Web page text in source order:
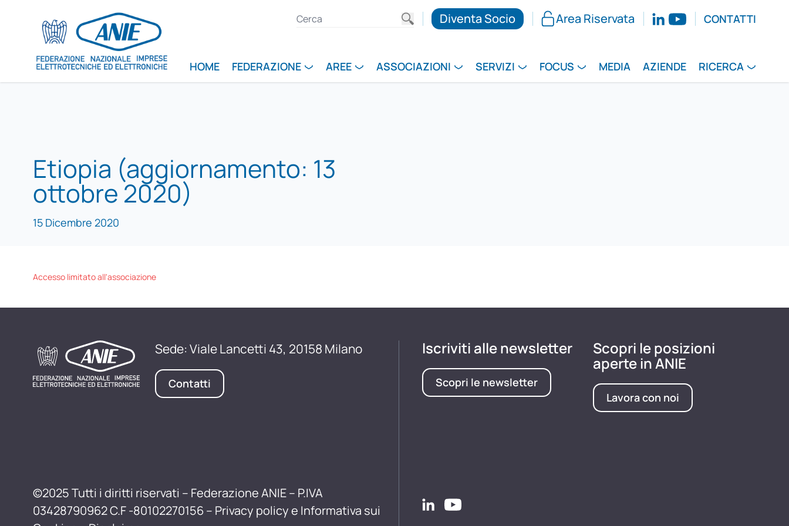
Diventa Socio Area Riservata CONTATTI
HOME FEDERAZIONE AREE ASSOCIAZIONI SERVIZI FOCUS MEDIA AZIENDE RICERCA
Etiopia (aggiornamento: 13
ottobre 2020)
15 Dicembre 2020
Accesso limitato all'associazione
Sede: Viale Lancetti 43, 20158 Milano
Contatti
©2025 Tutti i diritti riservati – Federazione ANIE – P.IVA
03428790962 C.F -80102270156 – Privacy policy e Informativa sui
Iscriviti alle newsletter
Scopri le newsletter
Scopri le posizioni
aperte in ANIE
Lavora con noi